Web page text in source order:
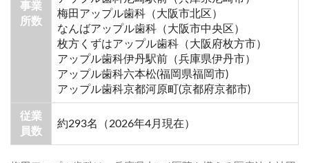
事業
所数
梅田アップル歯科（大阪市北区）
なんばアップル歯科（大阪市中央区）
枚方くずはアップル歯科（大阪府枚方市）
アップル歯科伊丹駅前（兵庫県伊丹市）
アップル歯科六本松(福岡県福岡市)
アップル歯科京都河原町(京都府京都市)
従業
員数
約293名（2026年4月現在）